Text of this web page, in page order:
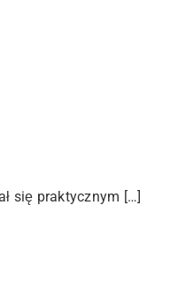
się praktycznym […]